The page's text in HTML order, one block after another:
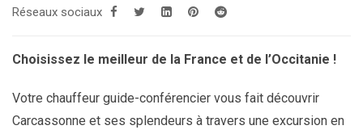
Réseaux sociaux
Choisissez le meilleur de la France et de l’Occitanie !
Votre chauffeur guide-conférencier vous fait découvrir
Carcassonne et ses splendeurs à travers une excursion en